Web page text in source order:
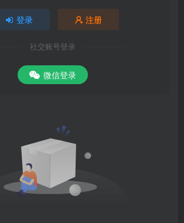
登录 注册
社交账号登录
微信登录